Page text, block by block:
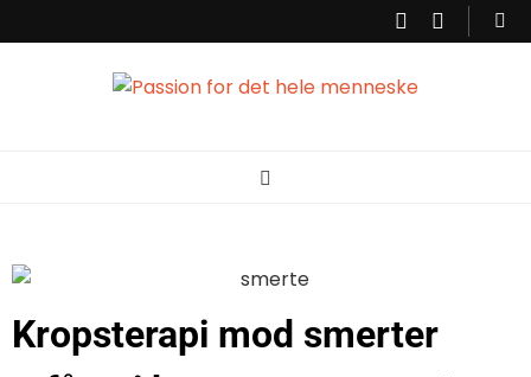
hele menneske
bedre balance, ro og energi.
Kropsterapi mod smerter